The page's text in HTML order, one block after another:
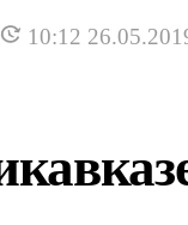
10:12